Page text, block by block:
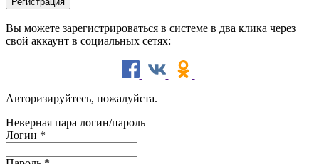
Вы можете зарегистрироваться в системе в два клика через
свой аккаунт в социальных сетях:
Авторизируйтесь, пожалуйста.
Неверная пара логин/пароль
Логин *